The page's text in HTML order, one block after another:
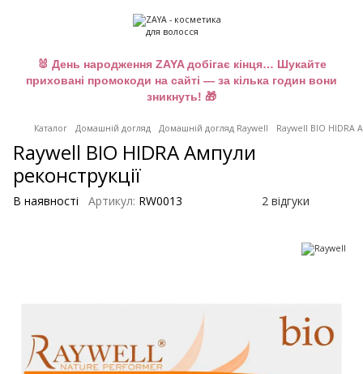
🐰 День народження ZAYA добігає кінця… Шукайте
приховані промокоди на сайті — за кілька годин вони
зникнуть! 🎁
Каталог Домашній догляд Домашній догляд Raywell Raywell BIO HIDRA
Raywell BIO HIDRA Ампули
реконструкції
В наявності Артикул: RW0013 2 відгуки